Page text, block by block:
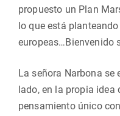
propuesto un Plan
lo que está
europeas…Bienvenido
La señora Narbona se
lado, en la propia idea
pensamiento único